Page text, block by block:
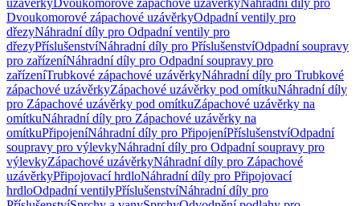
uzávěrkyDvoukomorové zápachové uzávěrkyNáhradní díly pro
Dvoukomorové zápachové uzávěrkyOdpadní ventily pro
dřezyNáhradní díly pro Odpadní ventily pro
dřezyPříslušenstvíNáhradní díly pro PříslušenstvíOdpadní soupravy
pro zařízeníNáhradní díly pro Odpadní soupravy pro
zařízeníTrubkové zápachové uzávěrkyNáhradní díly pro Trubkové
zápachové uzávěrkyZápachové uzávěrky pod omítkuNáhradní díly
pro Zápachové uzávěrky pod omítkuZápachové uzávěrky na
omítkuNáhradní díly pro Zápachové uzávěrky na
omítkuPřipojeníNáhradní díly pro PřipojeníPříslušenstvíOdpadní
soupravy pro výlevkyNáhradní díly pro Odpadní soupravy pro
výlevkyZápachové uzávěrkyNáhradní díly pro Zápachové
uzávěrkyPřipojovací hrdloNáhradní díly pro Připojovací
hrdloOdpadní ventilyPříslušenstvíNáhradní díly pro